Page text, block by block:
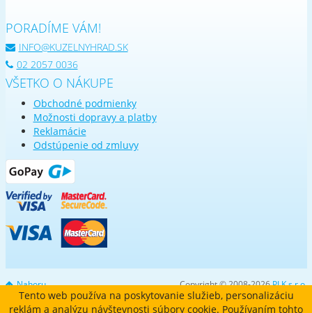
PORADÍME VÁM!
INFO@KUZELNYHRAD.SK
02 2057 0036
VŠETKO O NÁKUPE
Obchodné podmienky
Možnosti dopravy a platby
Reklamácie
Odstúpenie od zmluvy
Nahoru Copyright © 2008-2026PLK s.r.o.
Tento web používa na poskytovanie služieb, personalizáciu
reklám a analýzu návštevnosti súbory cookie. Používaním tohto